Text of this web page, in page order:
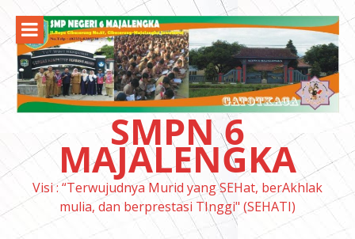
konten
SMPN 6
MAJALENGKA
Visi : “Terwujudnya Murid yang SEHat, berAkhlak
mulia, dan berprestasi TInggi" (SEHATI)